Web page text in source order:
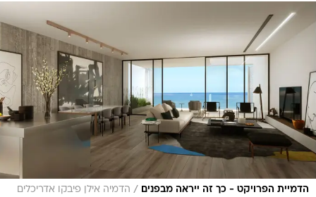
הדמיית הפרויקט - כך זה ייראה מבפנים / הדמיה אילן פיבקו אדריכלים